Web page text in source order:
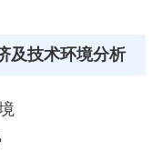
及技术环境分析